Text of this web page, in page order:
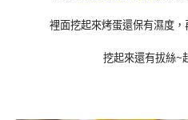
裡面挖起來烤蛋還保有濕度，
挖起來還有拔絲~